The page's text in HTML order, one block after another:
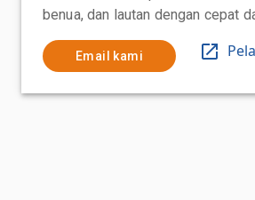
benua, dan lautan dengan cepat
Email kami